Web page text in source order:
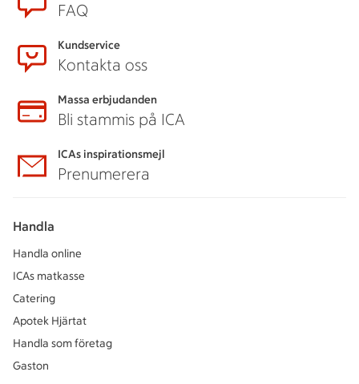
FAQ
Kundservice
Kontakta oss
Massa erbjudanden
Bli stammis på ICA
ICAs inspirationsmejl
Prenumerera
Handla
Handla online
ICAs matkasse
Catering
Apotek Hjärtat
Handla som företag
Gaston